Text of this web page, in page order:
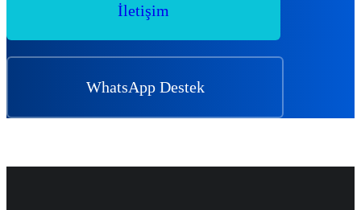
İletişim
WhatsApp Destek